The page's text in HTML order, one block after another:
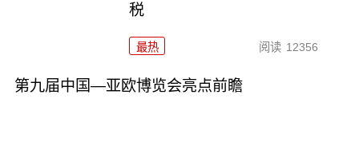
税
最热 阅读 12356
第九届中国—亚欧博览会亮点前瞻